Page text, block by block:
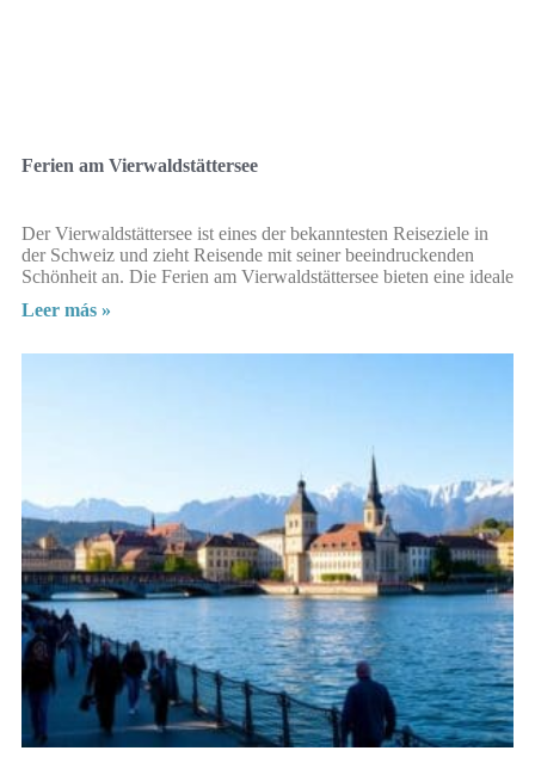
Ferien am Vierwaldstättersee
Der Vierwaldstättersee ist eines der bekanntesten Reiseziele in
der Schweiz und zieht Reisende mit seiner beeindruckenden
Schönheit an. Die Ferien am Vierwaldstättersee bieten eine ideale
Leer más »